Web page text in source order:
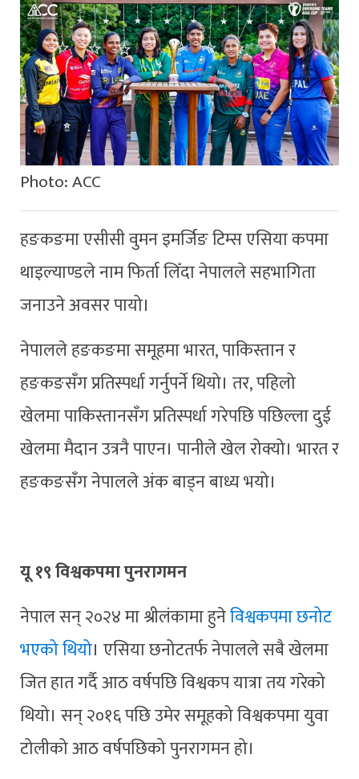
Photo: ACC
हङकङमा एसीसी वुमन इमर्जिङ टिम्स एसिया कपमा
थाइल्याण्डले नाम फिर्ता लिँदा नेपालले सहभागिता
जनाउने अवसर पायो।
नेपालले हङकङमा समूहमा भारत, पाकिस्तान र
हङकङसँग प्रतिस्पर्धा गर्नुपर्ने थियो। तर, पहिलो
खेलमा पाकिस्तानसँग प्रतिस्पर्धा गरेपछि पछिल्ला दुई
खेलमा मैदान उत्रनै पाएन। पानीले खेल रोक्यो। भारत र
हङकङसँग नेपालले अंक बाड्न बाध्य भयो।
यू १९ विश्वकपमा पुनरागमन
नेपाल सन् २०२४ मा श्रीलंकामा हुनेविश्वकपमा छनोट
भएको थियो। एसिया छनोटतर्फ नेपालले सबै खेलमा
जित हात गर्दै आठ वर्षपछि विश्वकप यात्रा तय गरेको
थियो। सन् २०१६ पछि उमेर समूहको विश्वकपमा युवा
टोलीको आठ वर्षपछिको पुनरागमन हो।